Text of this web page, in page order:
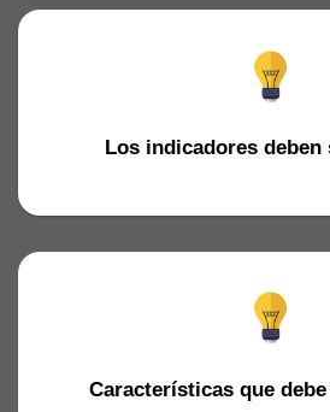
Los indicadores deben
Características que